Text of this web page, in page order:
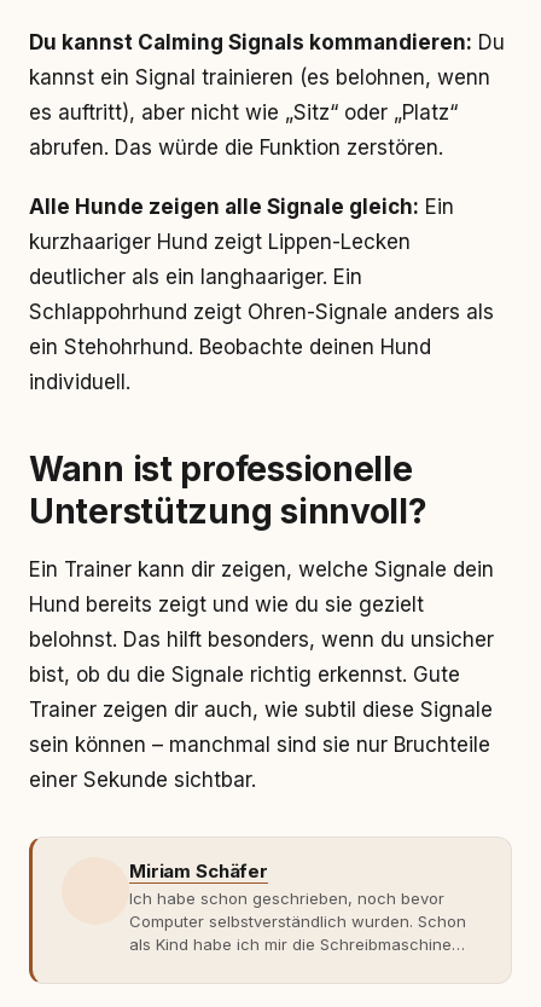
Du kannst Calming Signals kommandieren: Du
kannst ein Signal trainieren (es belohnen, wenn
es auftritt), aber nicht wie „Sitz“ oder „Platz“
abrufen. Das würde die Funktion zerstören.
Alle Hunde zeigen alle Signale gleich: Ein
kurzhaariger Hund zeigt Lippen-Lecken
deutlicher als ein langhaariger. Ein
Schlappohrhund zeigt Ohren-Signale anders als
ein Stehohrhund. Beobachte deinen Hund
individuell.
Wann ist professionelle
Unterstützung sinnvoll?
Ein Trainer kann dir zeigen, welche Signale dein
Hund bereits zeigt und wie du sie gezielt
belohnst. Das hilft besonders, wenn du unsicher
bist, ob du die Signale richtig erkennst. Gute
Trainer zeigen dir auch, wie subtil diese Signale
sein können – manchmal sind sie nur Bruchteile
einer Sekunde sichtbar.
Miriam Schäfer
Ich habe schon geschrieben, noch bevor
Computer selbstverständlich wurden. Schon
als Kind habe ich mir die Schreibmaschine
getippt: Geschichten, Beobachtungen,